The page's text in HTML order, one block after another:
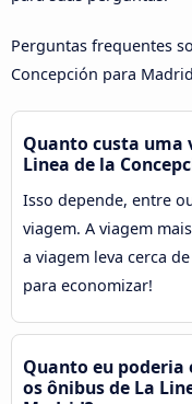
Perguntas frequentes
Concepción para Madrid
Quanto custa uma
Linea de la
Isso depende, entre
viagem. A viagem
a viagem leva cerca
para economizar!
Quanto eu
os ônibus de La